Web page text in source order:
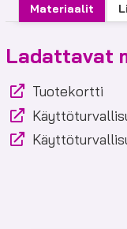
Materiaalit
Ladattavat
Tuotekortti